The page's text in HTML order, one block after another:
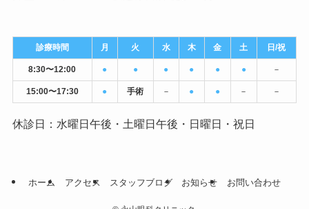
診療時間 月 火 水 木 金 土 日/祝
8:30〜12:00 ● ● ● ● ● ● －
15:00〜17:30 ● 手術 － ● ● － －
休診日：水曜日午後・土曜日午後・日曜日・祝日
ホーム アクセス スタッフブログ お知らせ お問い合わせ